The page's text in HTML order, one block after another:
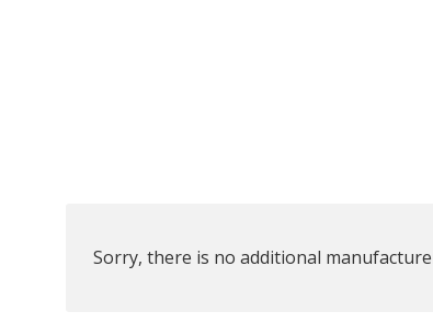
Sorry, there is no additional